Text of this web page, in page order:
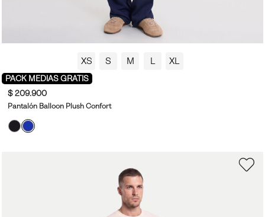
XS S M L XL
PACK MEDIAS GRATIS
$ 209.900
Pantalón Balloon Plush Confort